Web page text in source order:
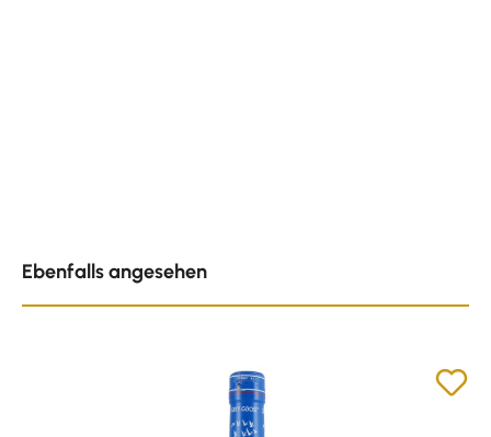
Ebenfalls angesehen